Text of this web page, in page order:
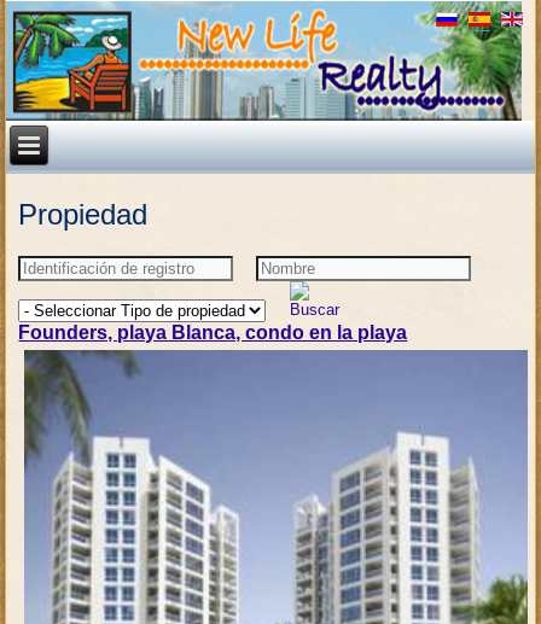
Propiedad
Founders, playa Blanca, condo en la playa